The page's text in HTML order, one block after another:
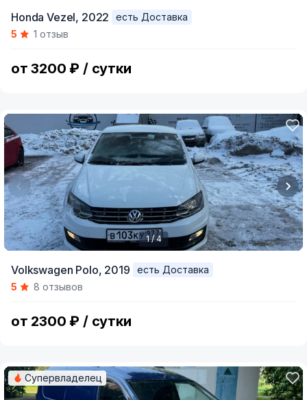
of
Honda Vezel, 2022
есть Доставка
5
1 отзыв
от 3200 ₽ / сутки
of
1 / 4
Volkswagen Polo, 2019
есть Доставка
5
8 отзывов
от 2300 ₽ / сутки
Супервладелец